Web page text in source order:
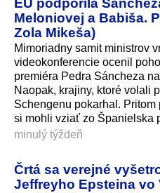
Meloniovej a Babiša.
Zola Mikeša)
Mimoriadny samit ministrov
videokonferencie ocenil
premiéra Pedra Sáncheza
Naopak, krajiny, ktoré volali
Schengenu pokarhal.
si mohli vziať zo Španielska
minulý týždeň
Črtá sa verejné
Jeffreyho Epsteina vo